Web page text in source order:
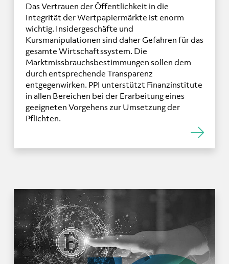
Das Vertrauen der Öffentlichkeit in die
Integrität der Wertpapiermärkte ist enorm
wichtig. Insidergeschäfte und
Kursmanipulationen sind daher Gefahren für das
gesamte Wirtschaftssystem. Die
Marktmissbrauchsbestimmungen sollen dem
durch entsprechende Transparenz
entgegenwirken. PPI unterstützt Finanzinstitute
in allen Bereichen bei der Erarbeitung eines
geeigneten Vorgehens zur Umsetzung der
Pflichten.